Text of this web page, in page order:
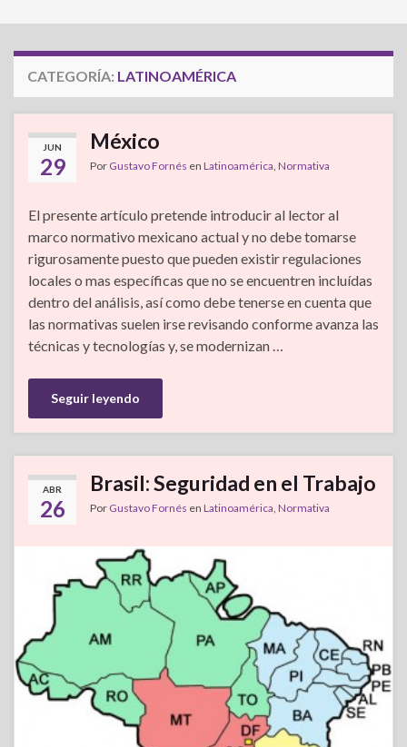
CATEGORÍA: LATINOAMÉRICA
JUN
29
México
Por Gustavo Fornés en Latinoamérica, Normativa
El presente artículo pretende introducir al lector al
marco normativo mexicano actual y no debe tomarse
rigurosamente puesto que pueden existir regulaciones
locales o mas específicas que no se encuentren incluídas
dentro del análisis, así como debe tenerse en cuenta que
las normativas suelen irse revisando conforme avanza las
técnicas y tecnologías y, se modernizan …
Seguir leyendo
ABR
26
Brasil: Seguridad en el Trabajo
Por Gustavo Fornés en Latinoamérica, Normativa